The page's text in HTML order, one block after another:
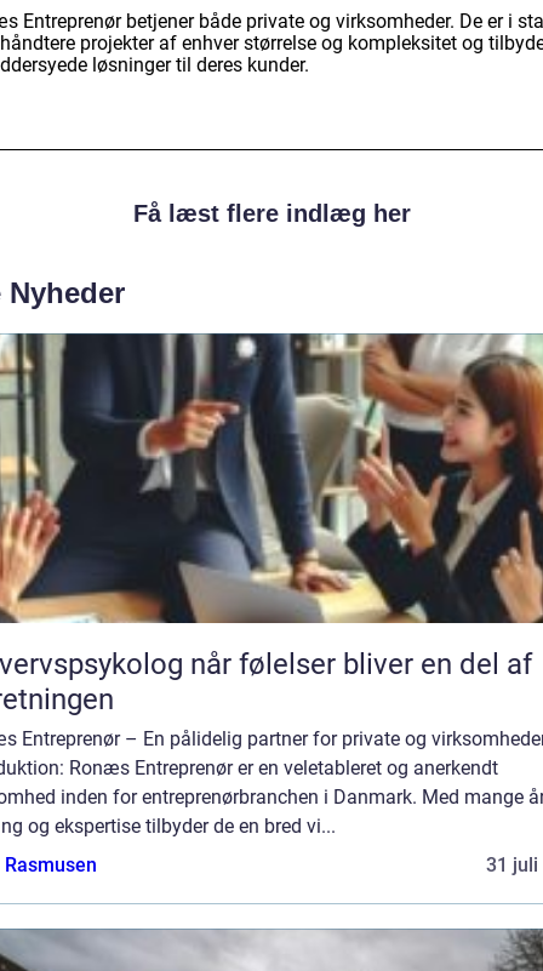
Entreprenør betjener både private og virksomheder. De er i
projekter af enhver størrelse og kompleksitet og
løsninger til deres kunder.
Få læst flere indlæg her
Nyheder
når følelser bliver en del af
Entreprenør – En pålidelig partner for private og
Ronæs Entreprenør er en veletableret og anerkendt
inden for entreprenørbranchen i Danmark. Med mange
og ekspertise tilbyder de en bred vi...
31 juli